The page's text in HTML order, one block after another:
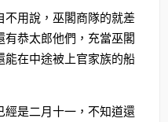
不用說，巫閣商隊的就差
恭太郎他們，充當巫閣
在中途被上官家族的船
經是二月十一，不知道還